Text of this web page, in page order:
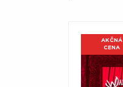
AKČNÁ
CENA